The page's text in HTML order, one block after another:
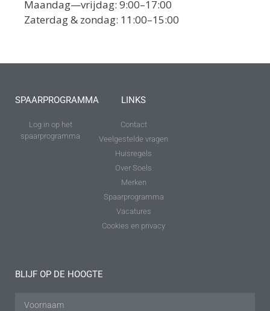
Maandag—vrijdag: 9:00–17:00
Zaterdag & zondag: 11:00–15:00
SPAARPROGRAMMA
Log in op het
spaarprogramma
LINKS
Contact
Veelgestelde vragen
Huisregels
Over Soels
Merken
Spaarprogramma
Vacatures
Cookies en privacy
BLIJF OP DE HOOGTE